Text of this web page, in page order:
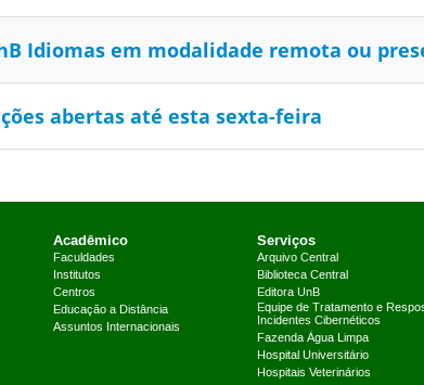
Idiomas em modalidade remota ou
abertas até esta sexta-feira
Acadêmico
Faculdades
Institutos
Centros
Educação a Distância
Assuntos Internacionais
Serviços
Arquivo Central
Biblioteca Central
Editora UnB
Equipe de Tratamento e
Incidentes Cibernéticos
Fazenda Água Limpa
Hospital Universitário
Hospitais Veterinários